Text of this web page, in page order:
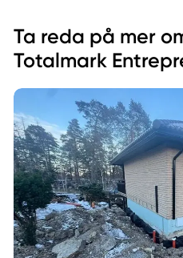
Ta reda på mer
Totalmark